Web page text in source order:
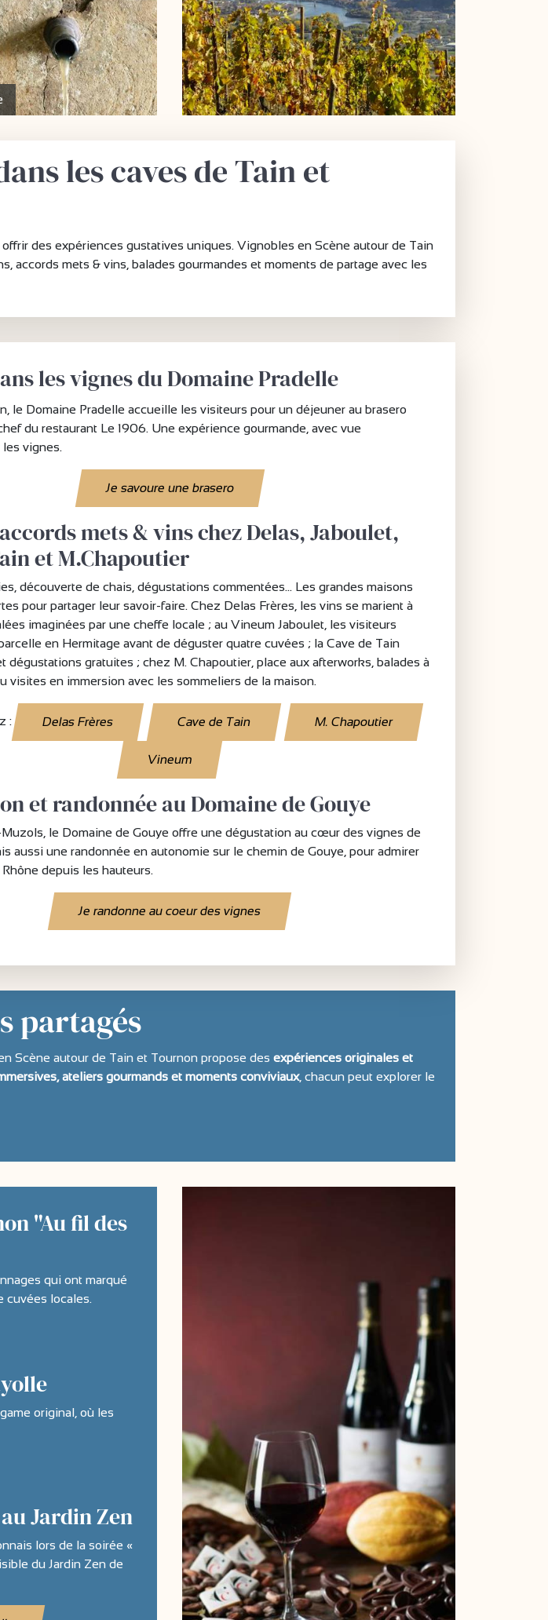
les caves de Tain et
des expériences gustatives uniques. Vignobles en Scène autour de Tain
mets & vins, balades gourmandes et moments de partage avec les
les vignes du Domaine Pradelle
le Domaine Pradelle accueille les visiteurs pour un déjeuner au brasero
du restaurant Le 1906. Une expérience gourmande, avec vue
vignes.
Je savoure une brasero
mets & vins chez Delas, Jaboulet,
et M.Chapoutier
découverte de chais, dégustations commentées… Les grandes maisons
pour partager leur savoir-faire. Chez Delas Frères, les vins se marient à
imaginées par une cheffe locale ; au Vineum Jaboulet, les visiteurs
en Hermitage avant de déguster quatre cuvées ; la Cave de Tain
dégustations gratuites ; chez M. Chapoutier, place aux afterworks, balades à
visites en immersion avec les sommeliers de la maison.
: Delas Frères Cave de Tain M. Chapoutier
Vineum
et randonnée au Domaine de Gouye
le Domaine de Gouye offre une dégustation au cœur des vignes de
aussi une randonnée en autonomie sur le chemin de Gouye, pour admirer
depuis les hauteurs.
Je randonne au coeur des vignes
partagés
Scène autour de Tain et Tournon propose des expériences originales et
ateliers gourmands et moments conviviaux, chacun peut explorer le
"Au fil des
qui ont marqué
cuvées locales.
original, où les
Jardin Zen
lors de la soirée «
du Jardin Zen de